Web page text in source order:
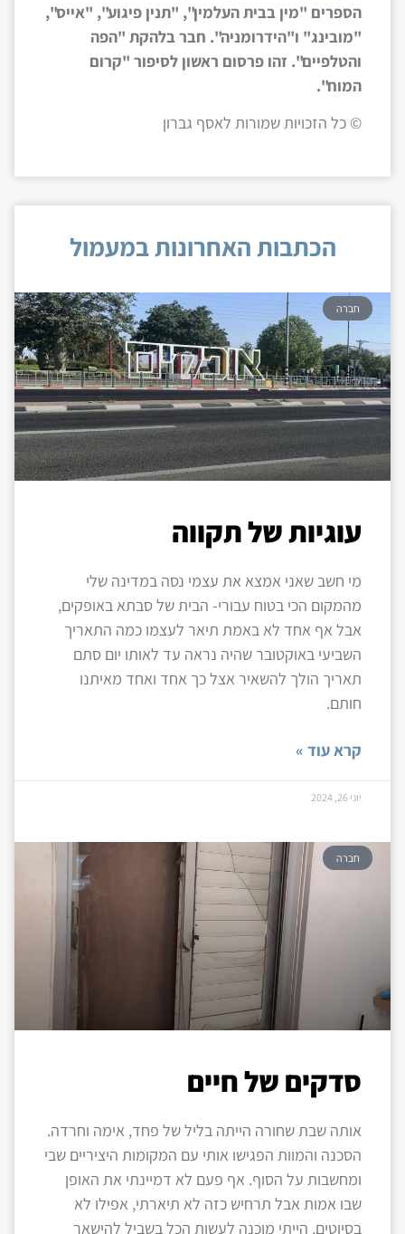
הספרים "מין בבית העלמין", "תנין פיגוע", "אייס",
"מובינג" ו"הידרומניה". חבר בלהקת "הפה
והטלפיים". זהו פרסום ראשון לסיפור "קרום
המוח".
© כל הזכויות שמורות לאסף גברון
הכתבות האחרונות במעמול
חברה
עוגיות של תקווה
מי חשב שאני אמצא את עצמי נסה במדינה שלי
מהמקום הכי בטוח עבורי- הבית של סבתא באופקים,
אבל אף אחד לא באמת תיאר לעצמו כמה התאריך
השביעי באוקטובר שהיה נראה עד לאותו יום סתם
תאריך הולך להשאיר אצל כך אחד ואחד מאיתנו
חותם.
קרא עוד »
יוני 26, 2024
חברה
סדקים של חיים
אותה שבת שחורה הייתה בליל של פחד, אימה וחרדה.
הסכנה והמוות הפגישו אותי עם המקומות היציריים שבי
ומחשבות על הסוף. אף פעם לא דמיינתי את האופן
שבו אמות אבל תרחיש כזה לא תיארתי, אפילו לא
בסיוטים. הייתי מוכנה לעשות הכל בשביל להישאר